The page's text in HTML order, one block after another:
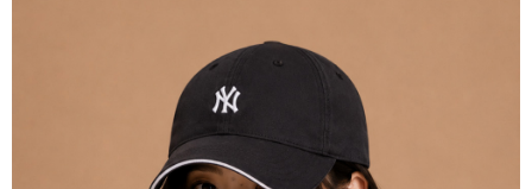
每筆NT$80，滿NT$699(含以上)免運費